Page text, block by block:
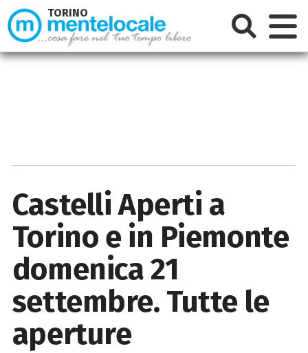
Castelli Aperti a
Torino e in Piemonte
domenica 21
settembre. Tutte le
aperture
TORINO